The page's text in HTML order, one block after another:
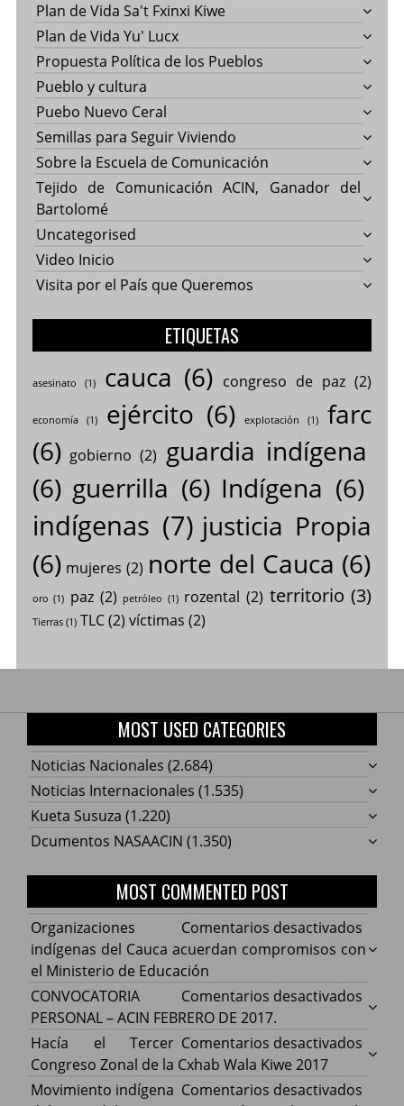
Plan de Vida Sa't Fxinxi Kiwe
Plan de Vida Yu' Lucx
Propuesta Política de los Pueblos
Pueblo y cultura
Puebo Nuevo Ceral
Semillas para Seguir Viviendo
Sobre la Escuela de Comunicación
Tejido de Comunicación ACIN, Ganador del
Bartolomé
Uncategorised
Video Inicio
Visita por el País que Queremos
ETIQUETAS
asesinato (1) cauca (6) congreso de paz(2)
economía(1) ejército (6) explotación (1)
farc
(6) gobierno (2) guardia indígena
(6) guerrilla (6) Indígena (6)
indígenas (7) justicia Propia
(6) mujeres (2) norte del Cauca (6)
oro (1) paz (2) petróleo (1) rozental (2) territorio (3)
Tierras(1) TLC(2) víctimas (2)
MOST USED CATEGORIES
Noticias Nacionales (2.684)
Noticias Internacionales (1.535)
Kueta Susuza (1.220)
Dcumentos NASAACIN (1.350)
MOST COMMENTED POST
Comentarios desactivados
Cauca
con
Organizaciones
indígenas del Cauca acuerdan compromisos con
el Ministerio de Educación
Comentarios desactivados
ACIN
CONVOCATORIA
PERSONAL – ACIN FEBRERO DE 2017.
Comentarios desactivados
Hacía
Hacía el Tercer
Congreso Zonal de la Cxhab Wala Kiwe 2017
Comentarios desactivados
Movimiento indígena